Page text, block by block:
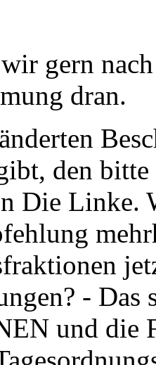
gern
dran.
den
Die Linke.
-
und die